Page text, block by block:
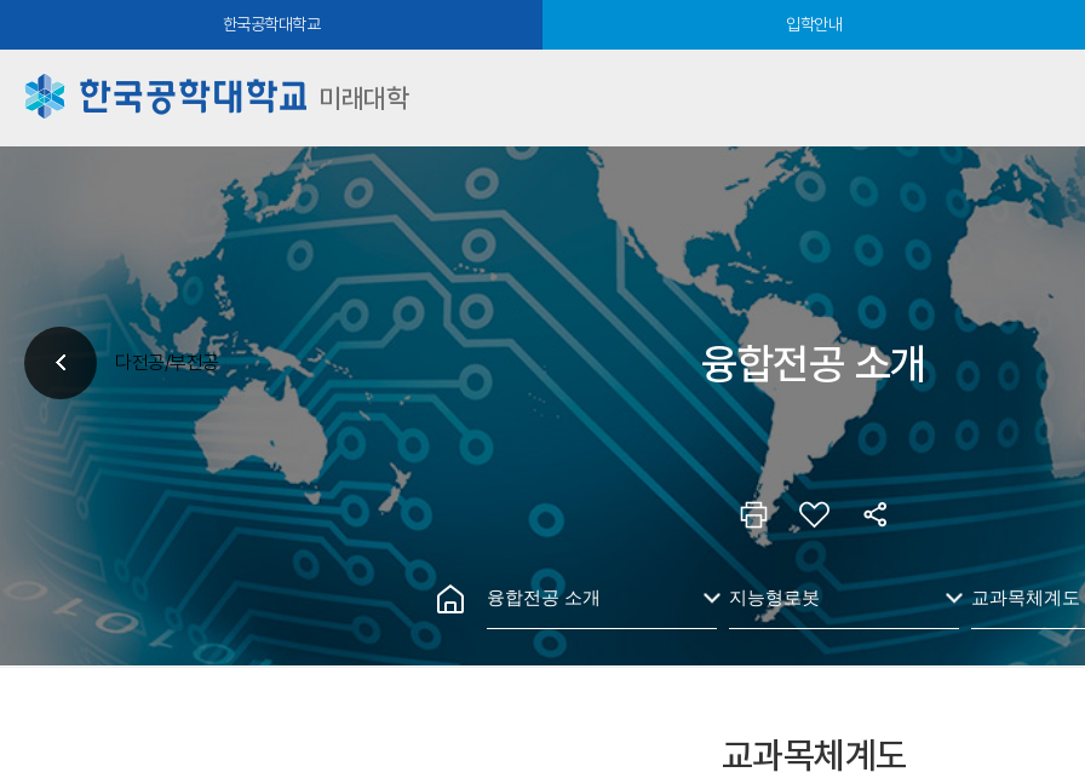
한국공학대학교 입학안내
미래대학
다전공/부전공 융합전공 소개
융합전공 소개 지능형로봇 교과목체계도
교과목체계도